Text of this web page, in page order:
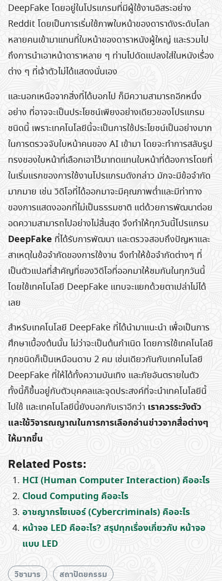
Search
DeepFake โดยอยู่ในโปรแกรมที่มีผู้ใช้งานอิสระอย่าง
Reddit โดยเป็นการเริ่มใช้ภาพใบหน้าของดาราดังระดับโลก
หลายคนเข้ามาแทนที่ใบหน้าของดาราหนังผู้ใหญ่ และรวมไป
ถึงการนำเอาหน้าดาราหลาย ๆ ท่านไปดัดแปลงใส่ในหนังเรื่อง
ต่าง ๆ ที่เจ้าตัวไม่ได้แสดงนั่นเอง
และนอกเหนือจากสิ่งที่ได้บอกไป ก็มีความสามารถอีกหนึ่ง
อย่าง ที่อาจจะเป็นประโยชน์เพียงอย่างเดียวของโปรแกรม
ชนิดนี้ เพราะเทคโนโลยีนี้จะเป็นการใช้ประโยชน์เป็นอย่างมาก
ในการตรวจจับใบหน้าคนของ AI เข้ามา โดยจะทำการสลับรูป
ทรงของใบหน้าที่เลือกเอาไว้มาทดแทนใบหน้าที่ต้องการโดยที่
ในเริ่มแรกของการใช้งานโปรแกรมดังกล่าว มักจะมีข้อจำกัด
มากมาย เช่น วิดีโอที่ได้ออกมาจะมีคุณภาพต่ำและมีท่าทาง
ของการแสดงออกที่ไม่เป็นธรรมชาติ แต่ด้วยการพัฒนาต่อย
อดความสามารถไปอย่างไม่สิ้นสุด จึงทำให้ทุกวันนี้โปรแกรม
DeepFake ที่ได้รับการพัฒนา และตรวจสอบถึงปัญหาและ
สาเหตุในข้อจำกัดของการใช้งาน จึงทำให้ข้อจำกัดต่างๆ ที่
เป็นตัวแปลที่สำคัญที่ของวิดีโอที่ออกมาให้ชมกันในทุกวันนี้
โดยใช้เทคโนโลยี DeepFake แทบจะแยกด้วยตาเปล่าไม่ได้
เลย
สำหรับเทคโนโลยี DeepFake ที่ได้นำมาแนะนำ เพื่อเป็นการ
ศึกษาเบื้องต้นนั้น ไม่ว่าจะเป็นต้นกำเนิด โดยการใช้เทคโนโลยี
ทุกชนิดก็เป็นเหมือนดาบ 2 คม เช่นเดียวกันกับเทคโนโลยี
DeepFake ที่ให้ได้ทั้งความบันเทิง และภัยอันตรายในตัว
ทั้งนี้ก็ขึ้นอยู่กับตัวบุคคลและจุดประสงค์ที่จะนำเทคโนโลยีนี้
ไปใช้ และเทคโนโลยีนี้ยังบอกกับเราอีกว่า เราควรระวังตัว
และใช้วิจารณญาณในการการเลือกอ่านข่าวจากสื่อต่างๆ
ให้มากขึ้น
Related Posts:
HCI (Human Computer Interaction) คืออะไร
Cloud Computing คืออะไร
อาชญากรไซเบอร์ (Cybercriminals) คืออะไร
หน้าจอ LED คืออะไร? สรุปทุกเรื่องเกี่ยวกับ หน้าจอ
แบบ LED
วิชามาร สถาปัตยกรรม